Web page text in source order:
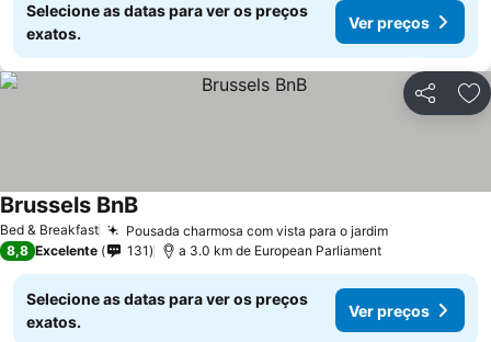
Selecione as datas para ver os preços
exatos.
Ver preços
Partilhar
Bed & Breakfast Pousada charmosa com vista para o jardim
Brussels BnB
8,8 Excelente 131 a 3.0 km de European Parliament
Selecione as datas para ver os preços
exatos.
Ver preços